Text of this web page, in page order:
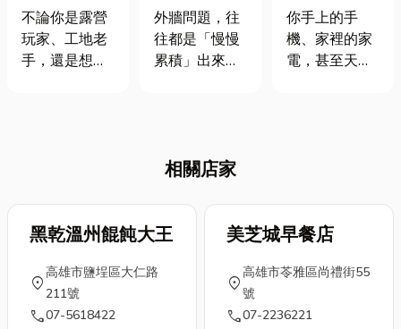
施工、居家備
用都靠它！
不論你是露營
玩家、工地老
手，還是想在
單、啟動快
速，是應付突
環境的好幫
手。不過市面
上款式這麼
清潔專業指南
｜守護建築安
全與美觀的關
外牆問題，往
往都是「慢慢
累積」出來的
季的強烈日
其來的雷陣
雨，以及每年
害的颱風，這
造造成長期的
殊金屬研發代
工如何撐起現
代產品？
你手上的手
機、家裡的家
電，甚至天上
透過專業的特
殊金屬研發代
讓各種設備變
用。材料看似
相關店家
黑乾溫州餛飩大王
location_on
高雄市鹽埕區大仁路
211號
call07-5618422
美芝城早餐店
location_on
高雄市苓雅區尚禮街55
號
call07-2236221